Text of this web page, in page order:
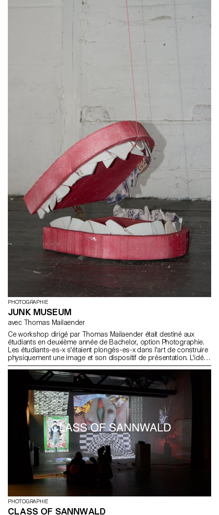
Metaphor, publié en 1998, dans lequel Juan A. Ramirez analyse
l’influence des apidés sur nos architectures. Dans mes
photographies se mélangent des constructions hybrides, entre
ruche et brique de ciment, à des images d’architectures. Ces
sujets sont élevés au rang de sculpture, mais leurs formes
découlent avec trop d’évidence d’une fonction précise pour
PHOTOGRAPHIE
JUNK MUSEUM
avec Thomas Mailaender
Ce workshop dirigé par Thomas Mailaender était destiné aux
étudiants en deuxième année de Bachelor, option Photographie.
Les étudiants-es-x s'étaient plongés-es-x dans l'art de construire
physiquement une image et son dispositif de présentation. L'idée
était d'élargir leurs horizons artistiques grâce à une sensibilisation
à l'installation, la scénographie et la sculpture. L'atmosphère
créative du workshop était enrichie d'une touche audacieuse, où
l'odeur singulière de déchets ajoutait une dimension sensorielle
inattendue, transformant chaque création en une exploration
unique. Thomas Mailaender a poussé les étudiants-es-x a
repousser les limites de la créativité photographique. Par la suite,
le projet a prit la forme d'une exposition à Chavannes-Près-
Renens. Au cœur de cette expérience immersive, les images
étaient projetées, accrochées, découpées et superposées,
donnant naissance à des œuvres uniques, innovantes et
immersives.
PHOTOGRAPHIE
CLASS OF SANNWALD